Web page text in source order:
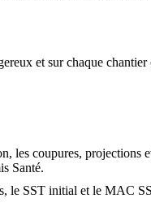
et sur chaque
les coupures, projections
Santé.
le SST initial et le MAC